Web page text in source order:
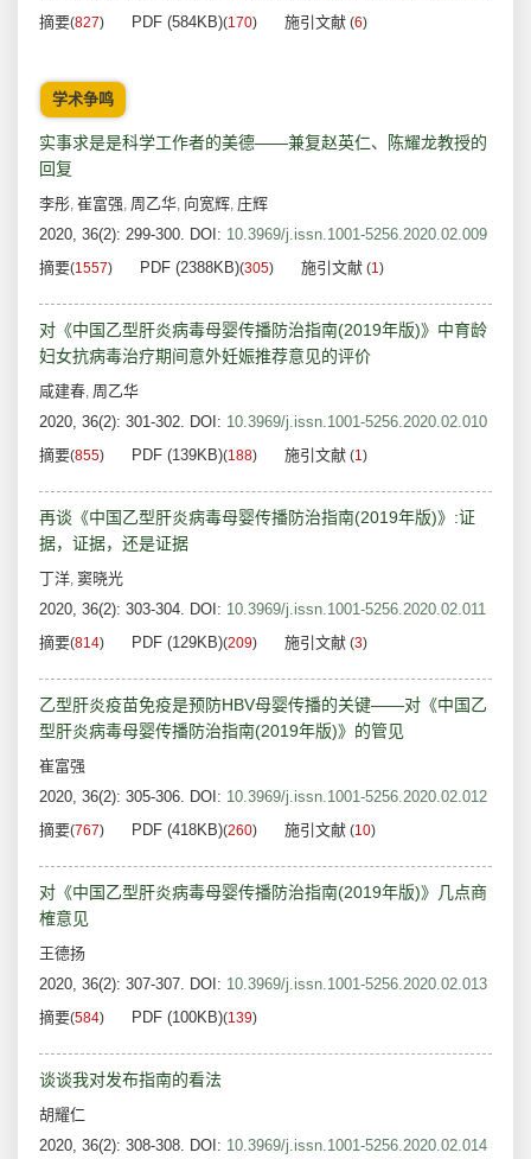
摘要(827) PDF (584KB)(170) 施引文献 (6)
学术争鸣
实事求是是科学工作者的美德——兼复赵英仁、陈耀龙教授的
回复
李彤, 崔富强, 周乙华, 向宽辉, 庄辉
2020, 36(2): 299-300. DOI: 10.3969/j.issn.1001-5256.2020.02.009
摘要(1557) PDF (2388KB)(305) 施引文献 (1)
对《中国乙型肝炎病毒母婴传播防治指南(2019年版)》中育龄
妇女抗病毒治疗期间意外妊娠推荐意见的评价
咸建春, 周乙华
2020, 36(2): 301-302. DOI: 10.3969/j.issn.1001-5256.2020.02.010
摘要(855) PDF (139KB)(188) 施引文献 (1)
再谈《中国乙型肝炎病毒母婴传播防治指南(2019年版)》:证
据，证据，还是证据
丁洋, 窦晓光
2020, 36(2): 303-304. DOI: 10.3969/j.issn.1001-5256.2020.02.011
摘要(814) PDF (129KB)(209) 施引文献 (3)
乙型肝炎疫苗免疫是预防HBV母婴传播的关键——对《中国乙
型肝炎病毒母婴传播防治指南(2019年版)》的管见
崔富强
2020, 36(2): 305-306. DOI: 10.3969/j.issn.1001-5256.2020.02.012
摘要(767) PDF (418KB)(260) 施引文献 (10)
对《中国乙型肝炎病毒母婴传播防治指南(2019年版)》几点商
榷意见
王德扬
2020, 36(2): 307-307. DOI: 10.3969/j.issn.1001-5256.2020.02.013
摘要(584) PDF (100KB)(139)
谈谈我对发布指南的看法
胡耀仁
2020, 36(2): 308-308. DOI: 10.3969/j.issn.1001-5256.2020.02.014